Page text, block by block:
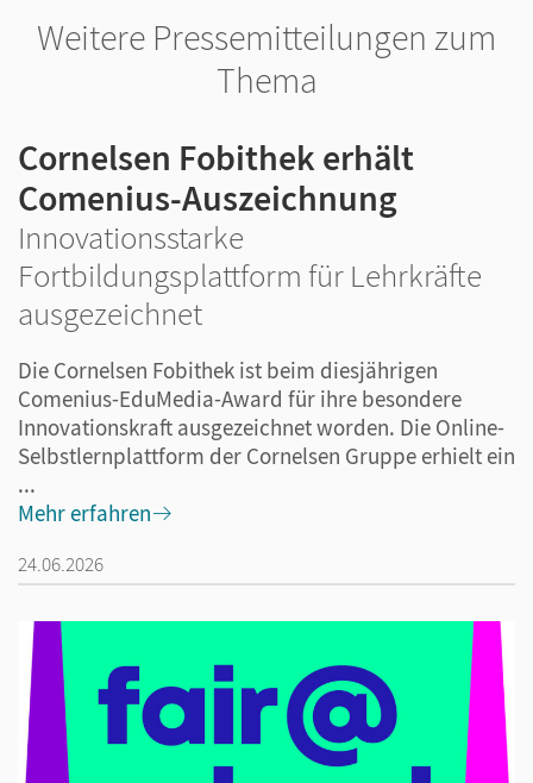
Weitere Pressemitteilungen zum
Thema
Cornelsen Fobithek erhält
Comenius-Auszeichnung
Innovationsstarke
Fortbildungsplattform für Lehrkräfte
ausgezeichnet
Die Cornelsen Fobithek ist beim diesjährigen
Comenius-EduMedia-Award für ihre besondere
Innovationskraft ausgezeichnet worden. Die Online-
Selbstlernplattform der Cornelsen Gruppe erhielt ein
...
Mehr erfahren
24.06.2026